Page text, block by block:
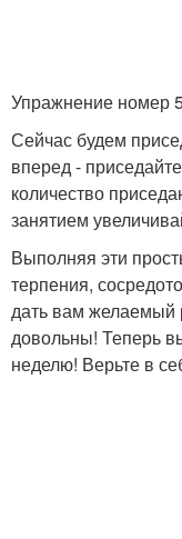
Упражнение номер
Сейчас будем
вперед -
количество
занятием
Выполняя эти
терпения,
дать вам желаемый
довольны! Теперь
неделю! Верьте в